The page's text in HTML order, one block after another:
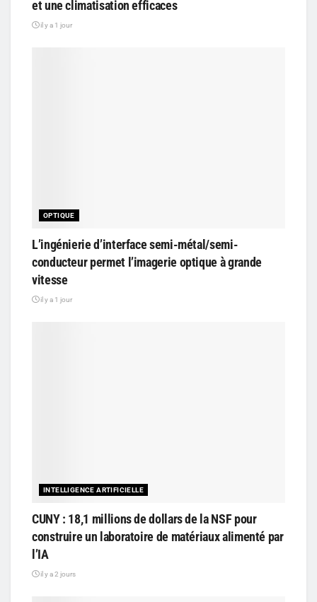
et une climatisation efficaces
il y a 1 jour
OPTIQUE
L’ingénierie d’interface semi-métal/semi-
conducteur permet l’imagerie optique à grande
vitesse
il y a 1 jour
INTELLIGENCE ARTIFICIELLE
CUNY : 18,1 millions de dollars de la NSF pour
construire un laboratoire de matériaux alimenté par
l’IA
il y a 2 jours